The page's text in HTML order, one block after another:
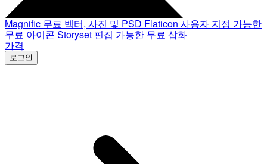
Magnific 무료 벡터, 사진 및 PSD Flaticon 사용자 지정 가능한
무료 아이콘 Storyset 편집 가능한 무료 삽화
가격
로그인